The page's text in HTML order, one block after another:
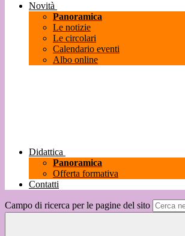
Novità
Panoramica
Le notizie
Le circolari
Calendario eventi
Albo online
Didattica
Panoramica
Offerta formativa
Contatti
Campo di ricerca per le pagine del sito